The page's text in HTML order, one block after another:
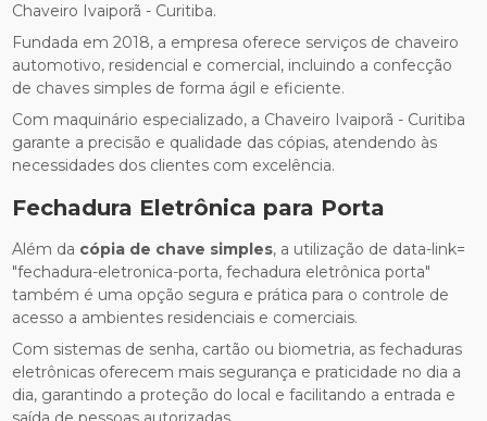
Chaveiro Ivaiporã - Curitiba.
Fundada em 2018, a empresa oferece serviços de chaveiro
automotivo, residencial e comercial, incluindo a confecção
de chaves simples de forma ágil e eficiente.
Com maquinário especializado, a Chaveiro Ivaiporã - Curitiba
garante a precisão e qualidade das cópias, atendendo às
necessidades dos clientes com excelência.
Fechadura Eletrônica para Porta
Além da cópia de chave simples, a utilização de data-link=
"fechadura-eletronica-porta, fechadura eletrônica porta"
também é uma opção segura e prática para o controle de
acesso a ambientes residenciais e comerciais.
Com sistemas de senha, cartão ou biometria, as fechaduras
eletrônicas oferecem mais segurança e praticidade no dia a
dia, garantindo a proteção do local e facilitando a entrada e